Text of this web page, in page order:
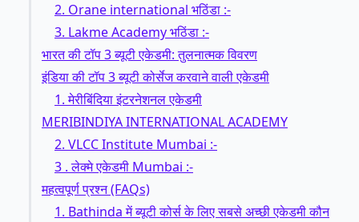
2. Orane international भठिंडा :-
3. Lakme Academy भठिंडा :-
भारत की टॉप 3 ब्यूटी एकेडमी: तुलनात्मक विवरण
इंडिया की टॉप 3 ब्यूटी कोर्सेज करवाने वाली एकेडमी
1. मेरीबिंदिया इंटरनेशनल एकेडमी
MERIBINDIYA INTERNATIONAL ACADEMY
2. VLCC Institute Mumbai :-
3 . लेक्मे एकेडमी Mumbai :-
महत्वपूर्ण प्रश्न (FAQs)
1. Bathinda में ब्यूटी कोर्स के लिए सबसे अच्छी एकेडमी कौन